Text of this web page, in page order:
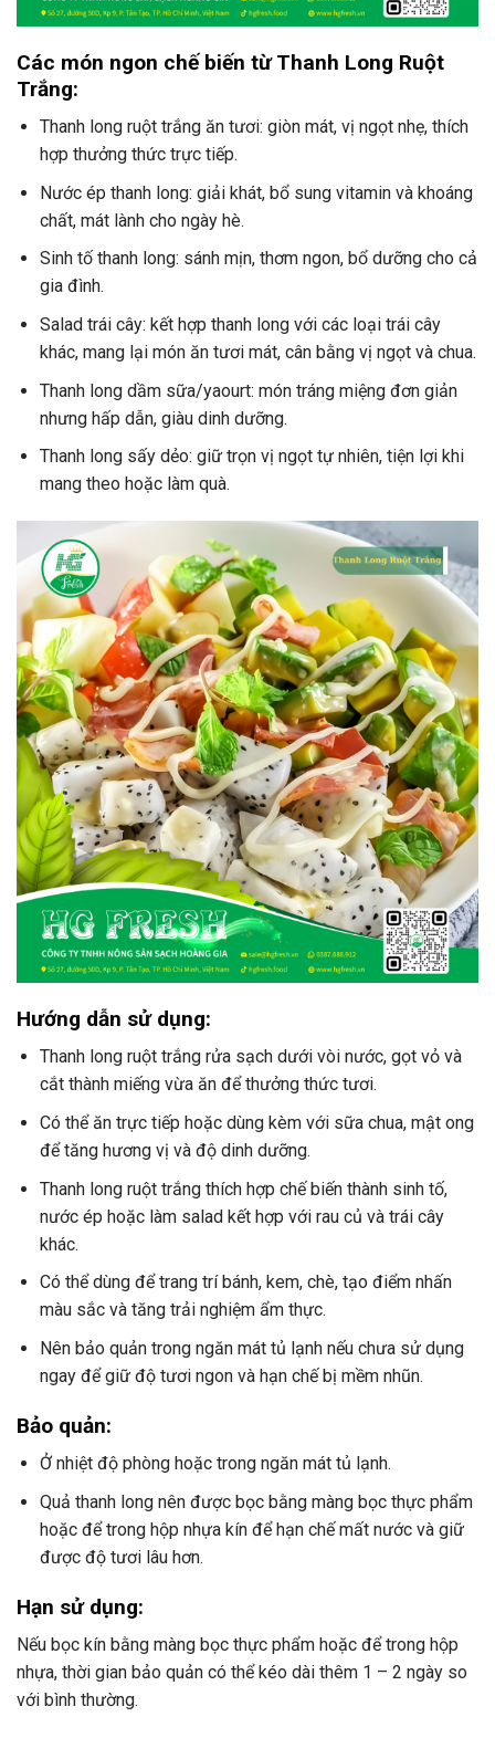
Các món ngon chế biến từ Thanh Long Ruột
Trắng:
Thanh long ruột trắng ăn tươi: giòn mát, vị ngọt nhẹ, thích
hợp thưởng thức trực tiếp.
Nước ép thanh long: giải khát, bổ sung vitamin và khoáng
chất, mát lành cho ngày hè.
Sinh tố thanh long: sánh mịn, thơm ngon, bổ dưỡng cho cả
gia đình.
Salad trái cây: kết hợp thanh long với các loại trái cây
khác, mang lại món ăn tươi mát, cân bằng vị ngọt và chua.
Thanh long dầm sữa/yaourt: món tráng miệng đơn giản
nhưng hấp dẫn, giàu dinh dưỡng.
Thanh long sấy dẻo: giữ trọn vị ngọt tự nhiên, tiện lợi khi
mang theo hoặc làm quà.
Hướng dẫn sử dụng:
Thanh long ruột trắng rửa sạch dưới vòi nước, gọt vỏ và
cắt thành miếng vừa ăn để thưởng thức tươi.
Có thể ăn trực tiếp hoặc dùng kèm với sữa chua, mật ong
để tăng hương vị và độ dinh dưỡng.
Thanh long ruột trắng thích hợp chế biến thành sinh tố,
nước ép hoặc làm salad kết hợp với rau củ và trái cây
khác.
Có thể dùng để trang trí bánh, kem, chè, tạo điểm nhấn
màu sắc và tăng trải nghiệm ẩm thực.
Nên bảo quản trong ngăn mát tủ lạnh nếu chưa sử dụng
ngay để giữ độ tươi ngon và hạn chế bị mềm nhũn.
Bảo quản:
Ở nhiệt độ phòng hoặc trong ngăn mát tủ lạnh.
Quả thanh long nên được bọc bằng màng bọc thực phẩm
hoặc để trong hộp nhựa kín để hạn chế mất nước và giữ
được độ tươi lâu hơn.
Hạn sử dụng:
Nếu bọc kín bằng màng bọc thực phẩm hoặc để trong hộp
nhựa, thời gian bảo quản có thể kéo dài thêm 1 – 2 ngày so
với bình thường.